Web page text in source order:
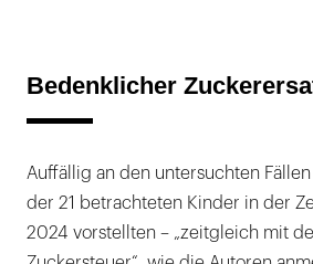
Bedenklicher
Auffällig an den untersuchten
der 21 betrachteten Kinder in der
2024 vorstellten – „zeitgleich mit